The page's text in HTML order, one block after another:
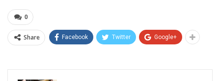
0
Share Facebook Twitter Google+